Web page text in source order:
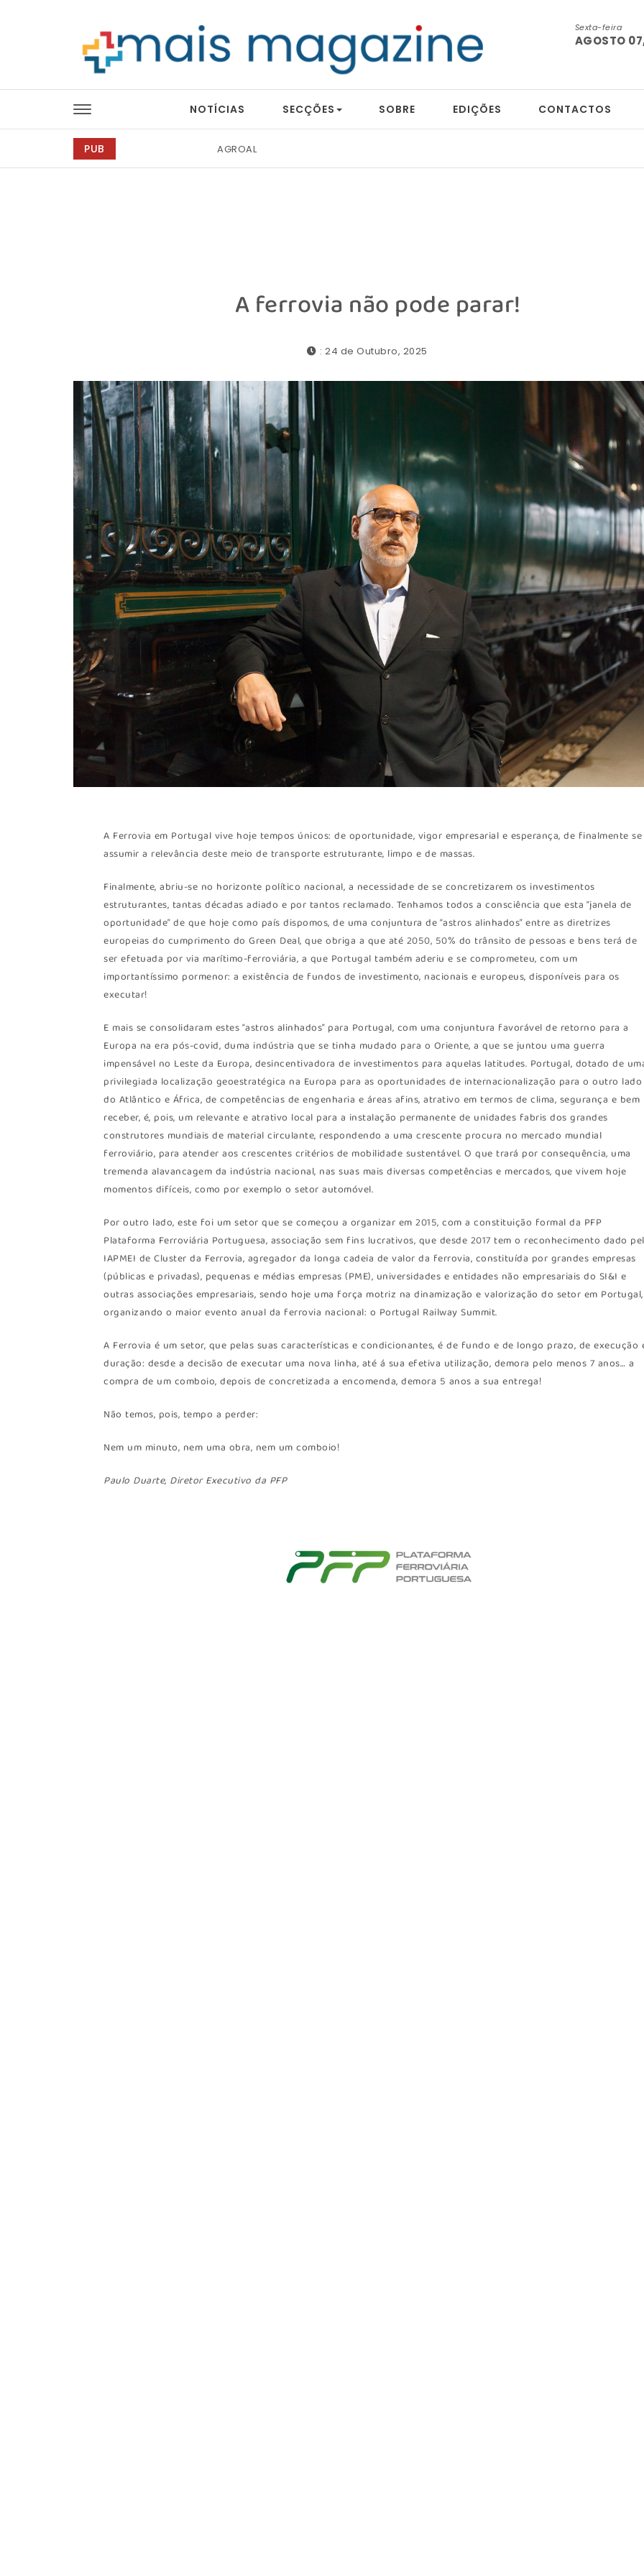
Sexta-feira
AGOSTO
NOTÍCIAS SECÇÕES SOBRE EDIÇÕES CONTACTOS
PUB Tintas 2000
A ferrovia não pode parar!
: 24 de Outubro, 2025
A Ferrovia em Portugal vive hoje tempos únicos: de oportunidade, vigor empresarial e esperança, de finalmente se
assumir a relevância deste meio de transporte estruturante, limpo e de massas.
Finalmente, abriu-se no horizonte político nacional, a necessidade de se concretizarem os investimentos
estruturantes, tantas décadas adiado e por tantos reclamado. Tenhamos todos a consciência que esta “janela de
oportunidade” de que hoje como país dispomos, de uma conjuntura de “astros alinhados” entre as diretrizes
europeias do cumprimento do Green Deal, que obriga a que até 2050, 50% do trânsito de pessoas e bens terá de
ser efetuada por via marítimo-ferroviária, a que Portugal também aderiu e se comprometeu, com um
importantíssimo pormenor: a existência de fundos de investimento, nacionais e europeus, disponíveis para os
executar!
E mais se consolidaram estes “astros alinhados” para Portugal, com uma conjuntura favorável de retorno para a
Europa na era pós-covid, duma indústria que se tinha mudado para o Oriente, a que se juntou uma guerra
impensável no Leste da Europa, desincentivadora de investimentos para aquelas latitudes. Portugal, dotado de
privilegiada localização geoestratégica na Europa para as oportunidades de internacionalização para o outro lado
do Atlântico e África, de competências de engenharia e áreas afins, atrativo em termos de clima, segurança e bem
receber, é, pois, um relevante e atrativo local para a instalação permanente de unidades fabris dos grandes
construtores mundiais de material circulante, respondendo a uma crescente procura no mercado mundial
ferroviário, para atender aos crescentes critérios de mobilidade sustentável. O que trará por consequência, uma
tremenda alavancagem da indústria nacional, nas suas mais diversas competências e mercados, que vivem hoje
momentos difíceis, como por exemplo o setor automóvel.
Por outro lado, este foi um setor que se começou a organizar em 2015, com a constituição formal da PFP
Plataforma Ferroviária Portuguesa, associação sem fins lucrativos, que desde 2017 tem o reconhecimento dado
IAPMEI de Cluster da Ferrovia, agregador da longa cadeia de valor da ferrovia, constituída por grandes empresas
(públicas e privadas), pequenas e médias empresas (PME), universidades e entidades não empresariais do SI&I e
outras associações empresariais, sendo hoje uma força motriz na dinamização e valorização do setor em Portugal,
organizando o maior evento anual da ferrovia nacional: o Portugal Railway Summit.
A Ferrovia é um setor, que pelas suas características e condicionantes, é de fundo e de longo prazo, de execução
duração: desde a decisão de executar uma nova linha, até á sua efetiva utilização, demora pelo menos 7 anos… a
compra de um comboio, depois de concretizada a encomenda, demora 5 anos a sua entrega!
Não temos, pois, tempo a perder:
Nem um minuto, nem uma obra, nem um comboio!
Paulo Duarte, Diretor Executivo da PFP